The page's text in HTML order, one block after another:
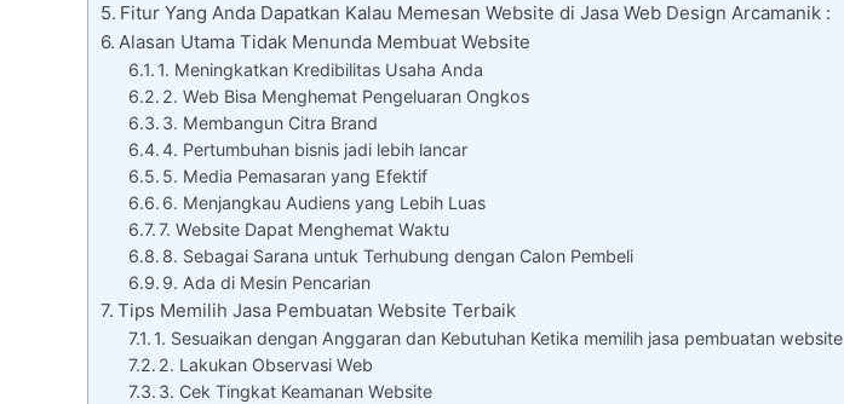
Fitur Yang Anda Dapatkan Kalau Memesan Website di Jasa Web Design Arcamanik :
Alasan Utama Tidak Menunda Membuat Website
1. Meningkatkan Kredibilitas Usaha Anda
2. Web Bisa Menghemat Pengeluaran Ongkos
3. Membangun Citra Brand
4. Pertumbuhan bisnis jadi lebih lancar
5. Media Pemasaran yang Efektif
6. Menjangkau Audiens yang Lebih Luas
7. Website Dapat Menghemat Waktu
8. Sebagai Sarana untuk Terhubung dengan Calon Pembeli
9. Ada di Mesin Pencarian
Tips Memilih Jasa Pembuatan Website Terbaik
1. Sesuaikan dengan Anggaran dan Kebutuhan Ketika memilih jasa pembuatan website
2. Lakukan Observasi Web
3. Cek Tingkat Keamanan Website